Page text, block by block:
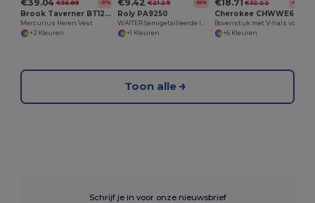
€39.04 €56.89 -31%
Brook Taverner BT1295
Mercurius Heren Vest
+2 Kleuren
€9.42 €21.29 -56%
Roly PA9250
+1 Kleuren
€18.71 €32.22 -42%
Cherokee CHWWE670
+6 Kleuren
Toon alle
Schrijf je in voor onze nieuwsbrief